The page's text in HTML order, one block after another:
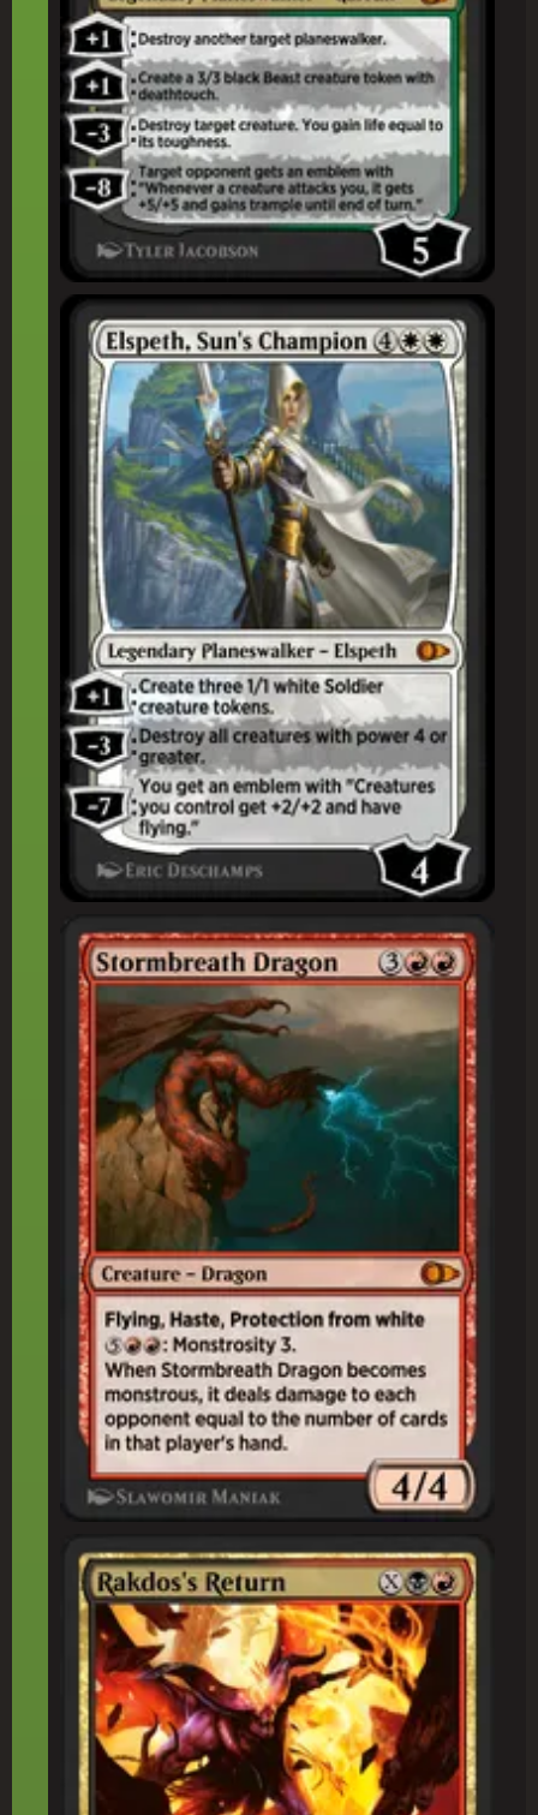
太(たい)陽(よう)の勇(ゆう)者(しゃ)、エルズペス
嵐(あらし)の息(い)吹(ぶき)のドラゴン
ラクドスの復(ふっ)活(かつ)